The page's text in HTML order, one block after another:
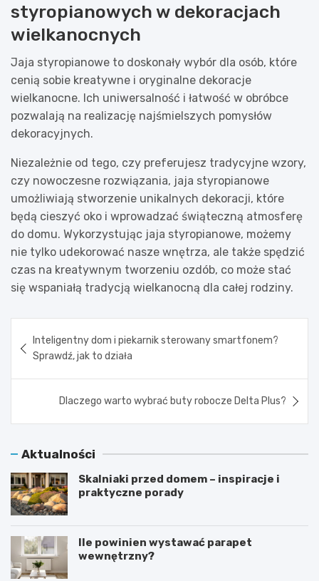
styropianowych w dekoracjach
wielkanocnych
Jaja styropianowe to doskonały wybór dla osób, które
cenią sobie kreatywne i oryginalne dekoracje
wielkanocne. Ich uniwersalność i łatwość w obróbce
pozwalają na realizację najśmielszych pomysłów
dekoracyjnych.
Niezależnie od tego, czy preferujesz tradycyjne wzory,
czy nowoczesne rozwiązania, jaja styropianowe
umożliwiają stworzenie unikalnych dekoracji, które
będą cieszyć oko i wprowadzać świąteczną atmosferę
do domu. Wykorzystując jaja styropianowe, możemy
nie tylko udekorować nasze wnętrza, ale także spędzić
czas na kreatywnym tworzeniu ozdób, co może stać
się wspaniałą tradycją wielkanocną dla całej rodziny.
wpisu
Inteligentny dom i piekarnik sterowany smartfonem?
Sprawdź, jak to działa
Dlaczego warto wybrać buty robocze Delta Plus?
Aktualności
Skalniaki przed domem – inspiracje i
praktyczne porady
Ile powinien wystawać parapet
wewnętrzny?